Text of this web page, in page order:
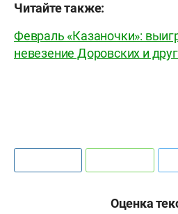
Читайте также:
Февраль «Казаночки»:
невезение Доровских и
Оценка